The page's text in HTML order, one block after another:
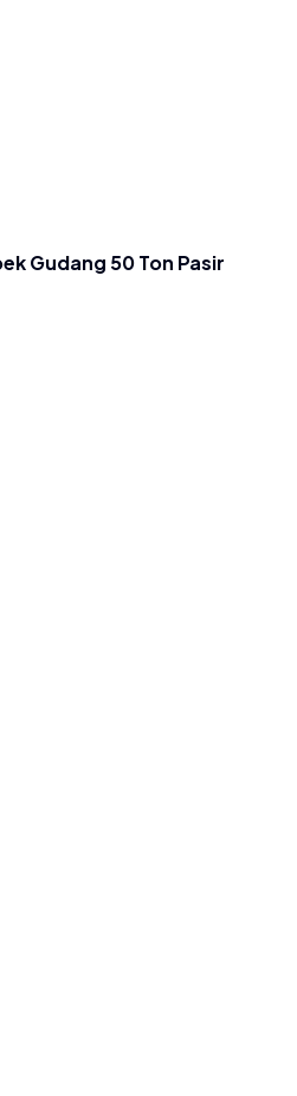
Gudang 50 Ton Pasir